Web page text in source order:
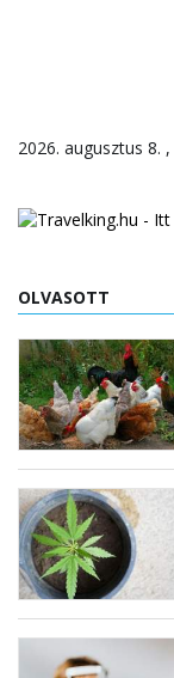
2026. augusztus 8.
OLVASOTT